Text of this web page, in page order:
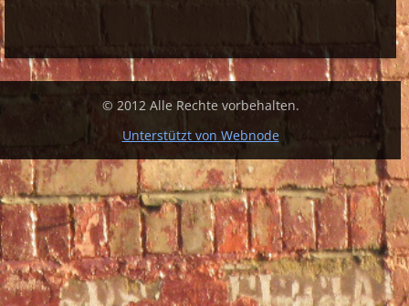
© 2012 Alle Rechte vorbehalten.
Unterstützt von Webnode